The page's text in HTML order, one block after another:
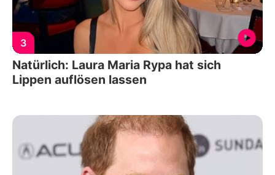
3
Natürlich: Laura Maria Rypa hat sich
Lippen auflösen lassen